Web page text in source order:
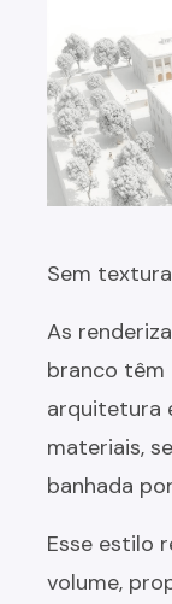
Sem
As
branco
arquitetura
materiais,
banhada
Esse estilo
volume,